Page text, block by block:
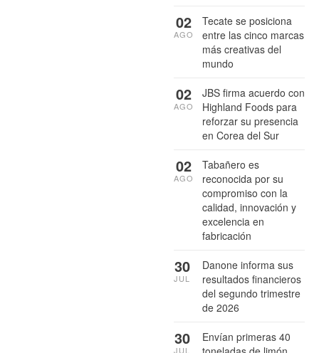
Tecate se posiciona
entre las cinco marcas
más creativas del
mundo
02
AGO
JBS firma acuerdo con
Highland Foods para
reforzar su presencia
en Corea del Sur
02
AGO
Tabañero es
reconocida por su
compromiso con la
calidad, innovación y
excelencia en
fabricación
02
AGO
Danone informa sus
resultados financieros
del segundo trimestre
de 2026
30
JUL
Envían primeras 40
30
JUL